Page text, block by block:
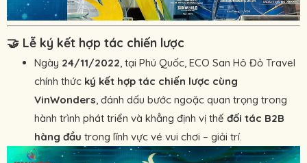
🤝 Lễ ký kết hợp tác chiến lược
Ngày 24/11/2022, tại Phú Quốc, ECO San Hô Đỏ Travel
chính thức ký kết hợp tác chiến lược cùng
VinWonders, đánh dấu bước ngoặc quan trọng trong
hành trình phát triển và khẳng định vị thế đối tác B2B
hàng đầu trong lĩnh vực vé vui chơi – giải trí.